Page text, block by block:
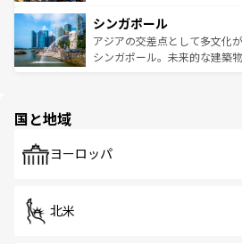
参照してほしい。
激する。気候は一年中温暖で
が待っている。親しみやすい
た文化、そして多様な観光資
み、どこを訪れても感動する
ており、効率よく見どころを
うな絶景から文化的な体験ま
シンガポール
アジアの交差点として多文化
シンガポール。未来的な建築
で、ホーカーズは地元の風情
国と地域
ヨーロッパ
北米